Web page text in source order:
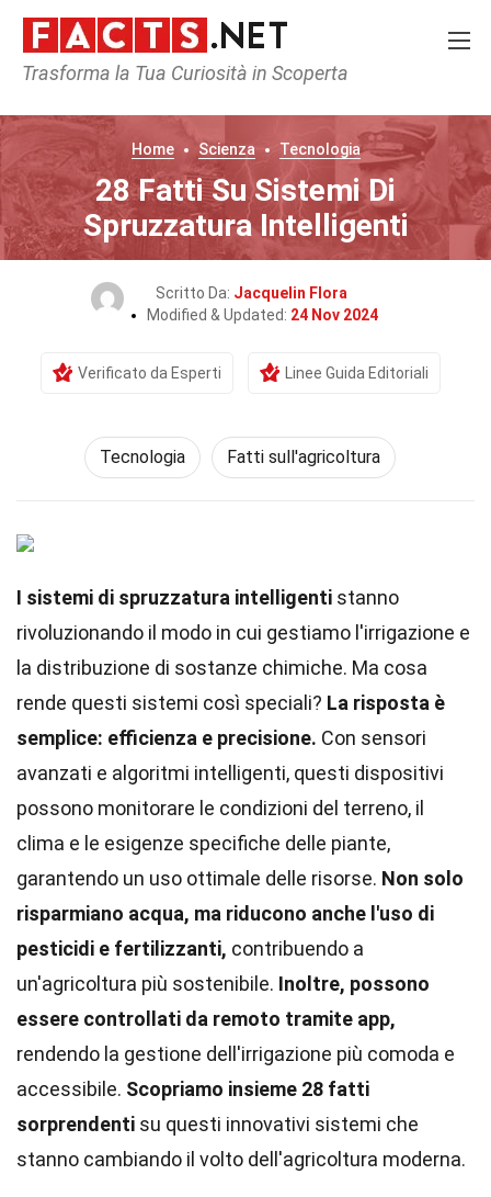
Trasforma la Tua Curiosità in Scoperta
Home Scienza Tecnologia
28 Fatti Su Sistemi Di
Spruzzatura Intelligenti
Scritto Da: Jacquelin Flora
Modified & Updated: 24 Nov 2024
Verificato da Esperti Linee Guida Editoriali
Tecnologia Fatti sull'agricoltura
I sistemi di spruzzatura intelligenti stanno
rivoluzionando il modo in cui gestiamo l'irrigazione e
la distribuzione di sostanze chimiche. Ma cosa
rende questi sistemi così speciali? La risposta è
semplice: efficienza e precisione. Con sensori
avanzati e algoritmi intelligenti, questi dispositivi
possono monitorare le condizioni del terreno, il
clima e le esigenze specifiche delle piante,
garantendo un uso ottimale delle risorse. Non solo
risparmiano acqua, ma riducono anche l'uso di
pesticidi e fertilizzanti, contribuendo a
un'agricoltura più sostenibile. Inoltre, possono
essere controllati da remoto tramite app,
rendendo la gestione dell'irrigazione più comoda e
accessibile. Scopriamo insieme 28 fatti
sorprendenti su questi innovativi sistemi che
stanno cambiando il volto dell'agricoltura moderna.